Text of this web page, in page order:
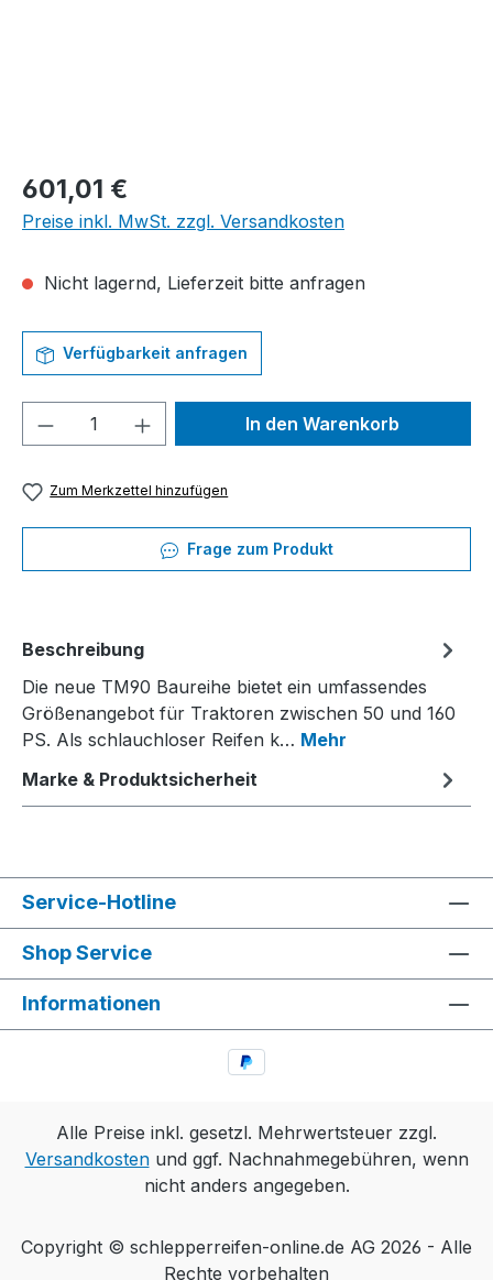
Regulärer Preis:
601,01 €
Preise inkl. MwSt. zzgl. Versandkosten
Nicht lagernd, Lieferzeit bitte anfragen
Verfügbarkeit anfragen
Produkt Anzahl: Gib denIn den Warenkorb
Zum Merkzettel hinzufügen
Frage zum Produkt
Beschreibung
Die neue TM90 Baureihe bietet ein umfassendes
Größenangebot für Traktoren zwischen 50 und 160
PS. Als schlauchloser Reifen k… Mehr
Marke & Produktsicherheit
Service-Hotline
Shop Service
Informationen
Alle Preise inkl. gesetzl. Mehrwertsteuer zzgl.
Versandkostenund ggf. Nachnahmegebühren, wenn
nicht anders angegeben.
Copyright © schlepperreifen-online.de AG 2026 - Alle
Rechte vorbehalten